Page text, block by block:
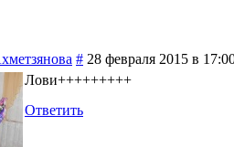
# 28 февраля 2015 в
Лови+++++++++
Ответить